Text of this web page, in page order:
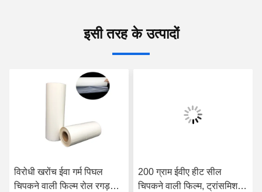
इसी तरह के उत्पादों
विरोधी खरोंच ईवा गर्म पिघल
चिपकने वाली फिल्म रोल रगड़
200 ग्राम ईवीए हीट सील
चिपकने वाली फिल्म, ट्रांसमिशन